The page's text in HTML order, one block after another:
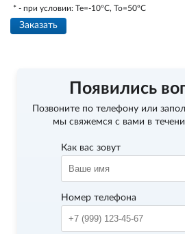
* - при условии: Te=-10ºC, To=50ºC
Заказать
Появились
Позвоните по телефону или
мы свяжемся с вами в
Как вас зовут
Номер телефона